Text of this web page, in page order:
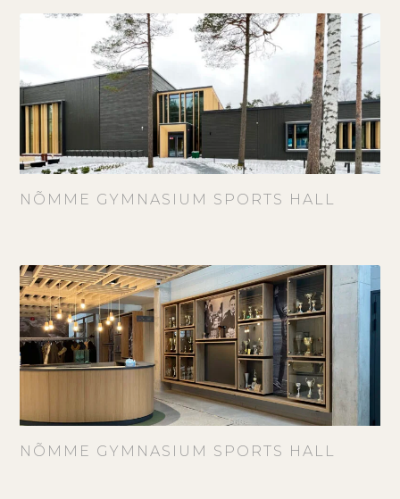
NÕMME GYMNASIUM SPORTS HALL
NÕMME GYMNASIUM SPORTS HALL